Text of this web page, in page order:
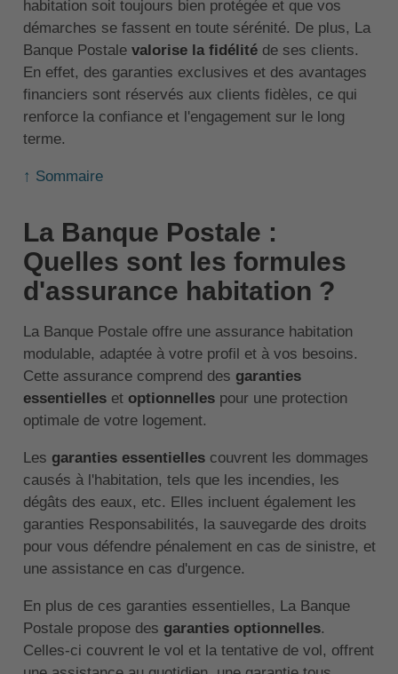
habitation soit toujours bien protégée et que vos
démarches se fassent en toute sérénité. De plus, La
Banque Postale valorise la fidélitéde ses clients.
En effet, des garanties exclusives et des avantages
financiers sont réservés aux clients fidèles, ce qui
renforce la confiance et l'engagement sur le long
terme.
↑ Sommaire
La Banque Postale :
Quelles sont les formules
d'assurance habitation ?
La Banque Postale offre une assurance habitation
modulable, adaptée à votre profil et à vos besoins.
Cette assurance comprend des garanties
essentielleset optionnelles pour une protection
optimale de votre logement.
Les garanties essentiellescouvrent les dommages
causés à l'habitation, tels que les incendies, les
dégâts des eaux, etc. Elles incluent également les
garanties Responsabilités, la sauvegarde des droits
pour vous défendre pénalement en cas de sinistre, et
une assistance en cas d'urgence.
En plus de ces garanties essentielles, La Banque
Postale propose des garanties optionnelles.
Celles-ci couvrent le vol et la tentative de vol, offrent